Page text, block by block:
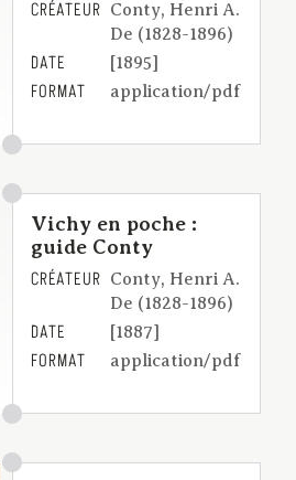
CRÉATEUR Conty, Henri A.
De (1828-1896)
DATE [1895]
FORMAT application/pdf
Vichy en poche :
guide Conty
CRÉATEUR Conty, Henri A.
De (1828-1896)
DATE [1887]
FORMAT application/pdf